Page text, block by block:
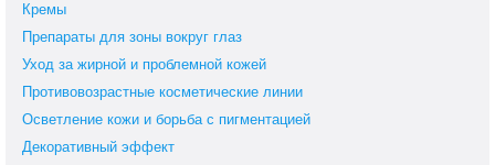
Кремы
Препараты для зоны вокруг глаз
Уход за жирной и проблемной кожей
Противовозрастные косметические линии
Осветление кожи и борьба с пигментацией
Декоративный эффект